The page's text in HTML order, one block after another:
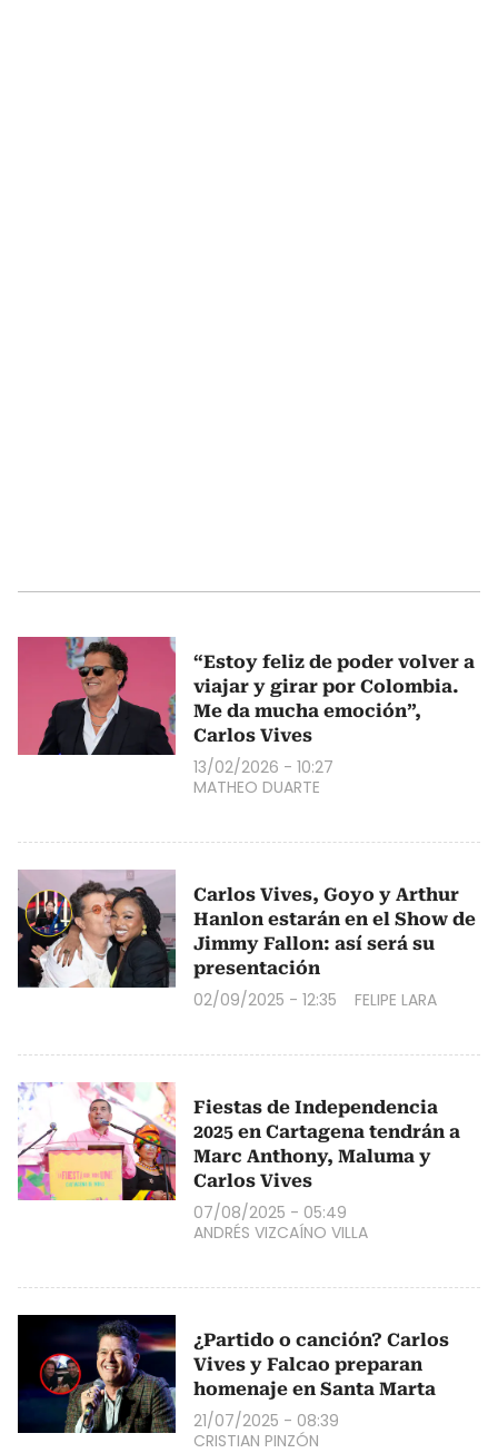
“Estoy feliz de poder volver a
viajar y girar por Colombia.
Me da mucha emoción”,
Carlos Vives
13/02/2026 - 10:27
MATHEO DUARTE
Carlos Vives, Goyo y Arthur
Hanlon estarán en el Show de
Jimmy Fallon: así será su
presentación
02/09/2025 - 12:35 FELIPE LARA
Fiestas de Independencia
2025 en Cartagena tendrán a
Marc Anthony, Maluma y
Carlos Vives
07/08/2025 - 05:49
ANDRÉS VIZCAÍNO VILLA
¿Partido o canción? Carlos
Vives y Falcao preparan
homenaje en Santa Marta
21/07/2025 - 08:39
CRISTIAN PINZÓN